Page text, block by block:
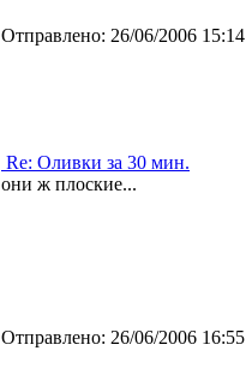
Отправлено: 26/06/2006 15:14
Re: Оливки за 30 мин.
они ж плоские...
Отправлено: 26/06/2006 16:55